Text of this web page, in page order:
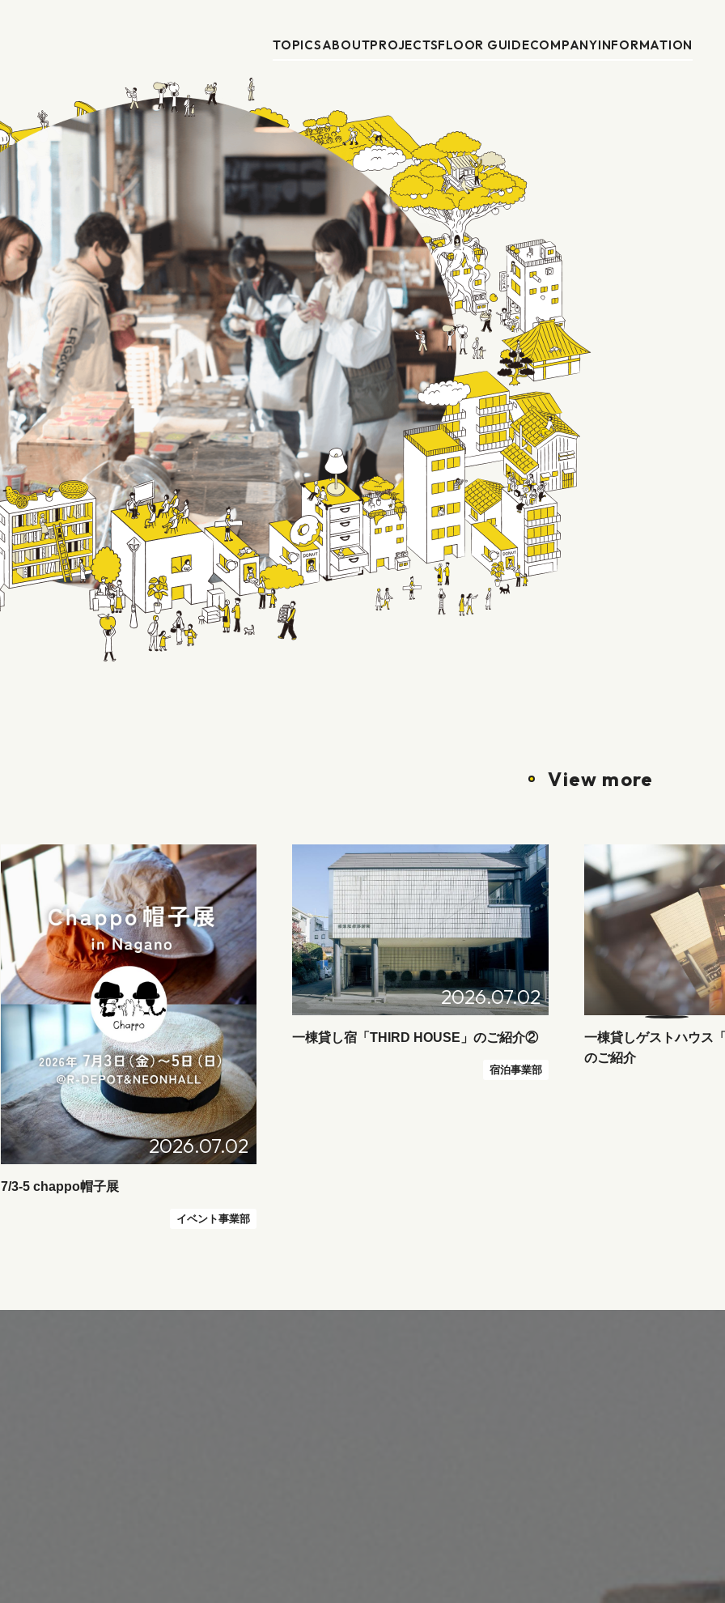
TOPICSABOUTPROJECTSFLOOR GUIDECOMPANYINFORMATION
2026.07.02
7/3-5 chappo帽子展
イベント事業部
2026.07.02
一棟貸し宿「THIRD HOUSE」のご紹介②
宿泊事業部
一棟貸しゲストハウス
のご紹介
View more